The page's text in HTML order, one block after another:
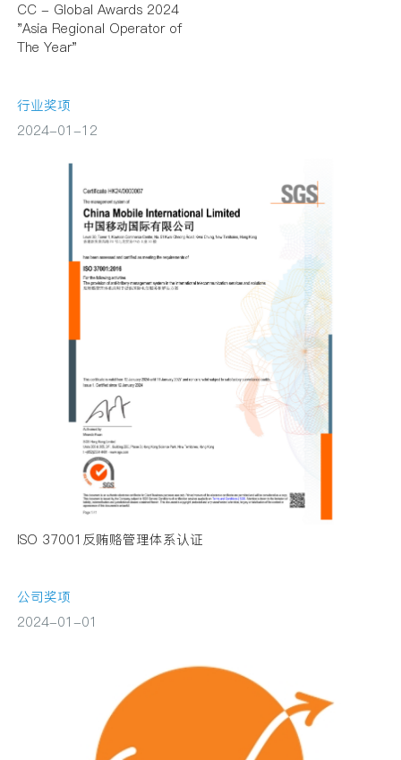
CC - Global Awards 2024
"Asia Regional Operator of
The Year"
行业奖项
2024-01-12
ISO 37001反贿赂管理体系认证
公司奖项
2024-01-01